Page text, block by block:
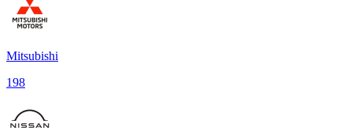
Mitsubishi
198